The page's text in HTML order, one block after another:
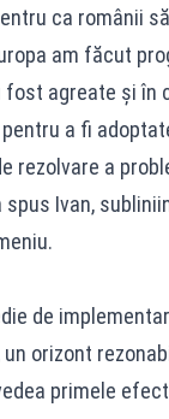
ca românii
am făcut
agreate și în
a fi
rezolvare a
Ivan,
de
orizont
primele